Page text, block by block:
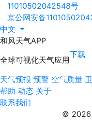
11010502042548号
京公网安备
中文
和风天气APP
全球可视化天气应用
下载
天气预报 预警 空气质量
帮助 动态 关于
联系我们
© 2026